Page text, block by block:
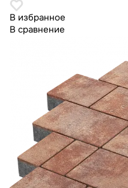
В избранное
В сравнение